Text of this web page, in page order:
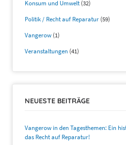
Konsum und Umwelt(32)
Politik / Recht auf Reparatur (59)
Vangerow (1)
Veranstaltungen (41)
NEUESTE BEITRÄGE
Vangerow in den Tagesthemen: Ein
das Recht auf Reparatur!